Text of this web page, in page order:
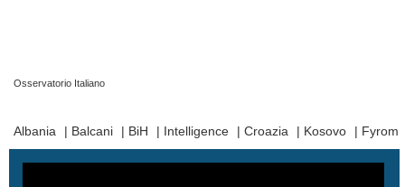
Osservatorio Italiano
Albania
| Balcani | BiH | Intelligence | Croazia | Kosovo | Fyrom